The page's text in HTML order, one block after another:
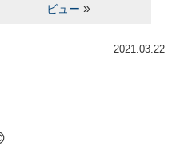
ビュー »
2021.03.22